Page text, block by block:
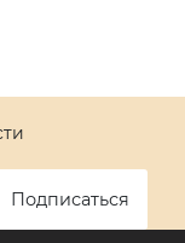
Подписаться